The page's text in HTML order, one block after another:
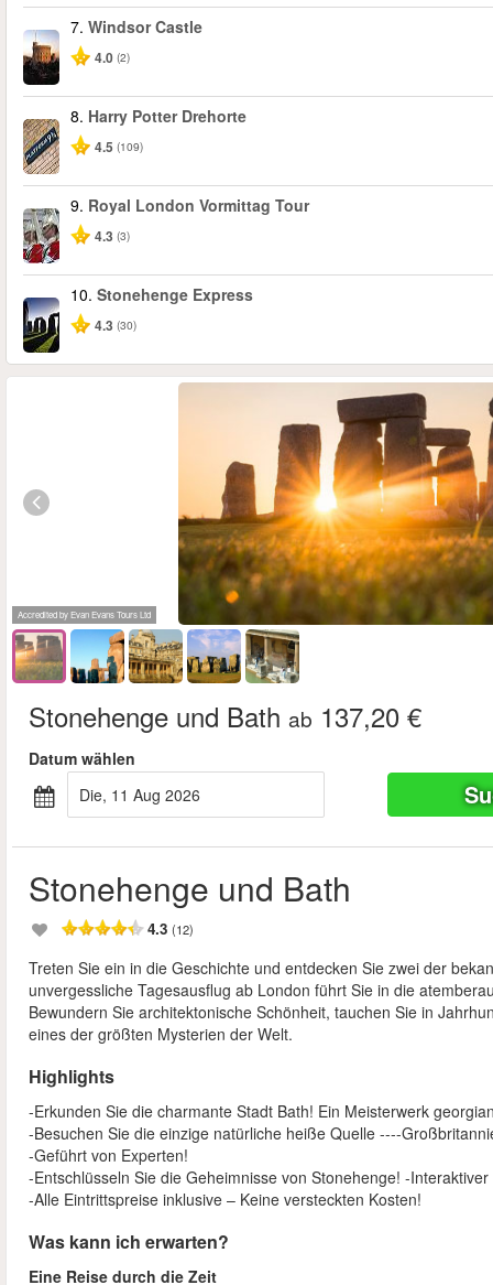
7. Windsor Castle
4.0 (2)
8. Harry Potter Drehorte
4.5 (109)
9. Royal London Vormittag Tour
4.3 (3)
10. Stonehenge Express
4.3 (30)
Accredited by Evan Evans Tours Ltd
Stonehenge und Bath ab 137,20 €
Datum wählen
Die, 11 Aug 2026
Stonehenge und Bath
4.3 (12)
Treten Sie ein in die Geschichte und entdecken Sie zwei der
unvergessliche Tagesausflug ab London führt Sie in die
Bewundern Sie architektonische Schönheit, tauchen Sie in
eines der größten Mysterien der Welt.
Highlights
-Erkunden Sie die charmante Stadt Bath! Ein Meisterwerk
-Besuchen Sie die einzige natürliche heiße Quelle ----
-Geführt von Experten!
-Entschlüsseln Sie die Geheimnisse von Stonehenge! -
-Alle Eintrittspreise inklusive – Keine versteckten Kosten!
Was kann ich erwarten?
Eine Reise durch die Zeit